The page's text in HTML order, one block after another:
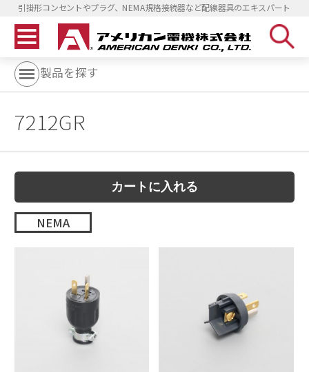
引掛形コンセントやプラグ、NEMA規格接続器など配線器具のエキスパート
製品を探す
7212GR
NEMA